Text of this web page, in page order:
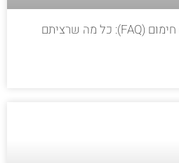
שאלות נפוצות על התקנת חימום (FAQ): כל מה שרציתם